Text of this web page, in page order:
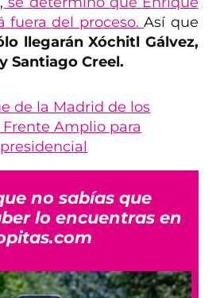
fuera del proceso.Así que
llegarán Xóchitl Gálvez,
Santiago Creel.
de la Madrid de los
Amplio para
no sabías que
lo encuentras en